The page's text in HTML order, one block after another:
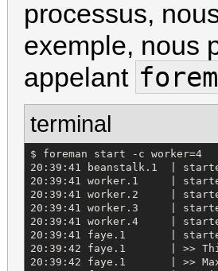
processus,
exemple, nous
appelant
terminal
$ foreman start -c worker=4
20:39:41 beanstalk.1  |
20:39:41 worker.1     |
20:39:41 worker.2     |
20:39:41 worker.3     |
20:39:41 worker.4     |
20:39:41 faye.1       |
20:39:42 faye.1       | >>
20:39:42 faye.1       | >>